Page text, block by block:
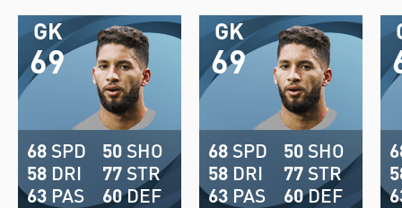
69
GK
68 SPD
58 DRI
63 PAS
50 SHO
77 STR
60DEF
69
GK
68 SPD
58 DRI
63 PAS
50 SHO
77 STR
60DEF